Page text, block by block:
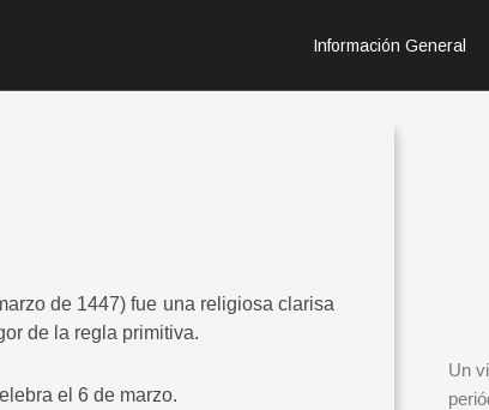
Información General
de 1447) fue una religiosa clarisa
de la regla primitiva.
el 6 de marzo.
Un